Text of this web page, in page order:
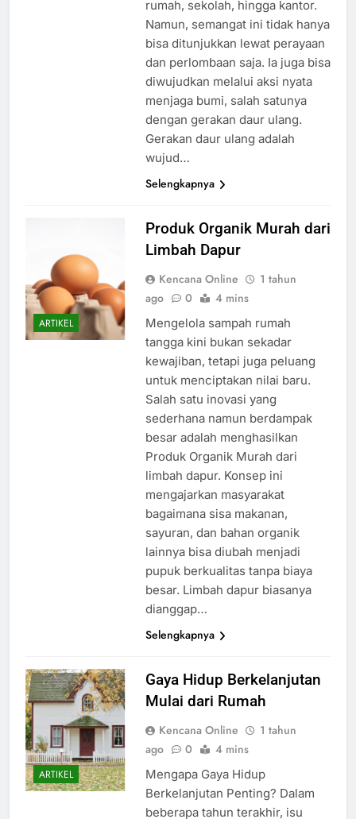
rumah, sekolah, hingga kantor.
Namun, semangat ini tidak hanya
bisa ditunjukkan lewat perayaan
dan perlombaan saja. Ia juga bisa
diwujudkan melalui aksi nyata
menjaga bumi, salah satunya
dengan gerakan daur ulang.
Gerakan daur ulang adalah
wujud…
Selengkapnya
ARTIKEL
Produk Organik Murah dari
Limbah Dapur
Kencana Online
1 tahun
ago
0 4 mins
Mengelola sampah rumah
tangga kini bukan sekadar
kewajiban, tetapi juga peluang
untuk menciptakan nilai baru.
Salah satu inovasi yang
sederhana namun berdampak
besar adalah menghasilkan
Produk Organik Murah dari
limbah dapur. Konsep ini
mengajarkan masyarakat
bagaimana sisa makanan,
sayuran, dan bahan organik
lainnya bisa diubah menjadi
pupuk berkualitas tanpa biaya
besar. Limbah dapur biasanya
dianggap…
Selengkapnya
ARTIKEL
Gaya Hidup Berkelanjutan
Mulai dari Rumah
Kencana Online
1 tahun
ago
0 4 mins
Mengapa Gaya Hidup
Berkelanjutan Penting? Dalam
beberapa tahun terakhir, isu